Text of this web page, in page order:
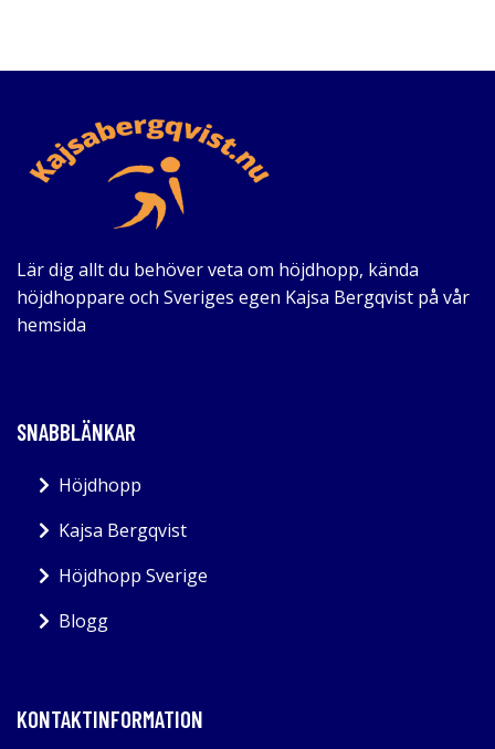
Lär dig allt du behöver veta om höjdhopp, kända
höjdhoppare och Sveriges egen Kajsa Bergqvist på vår
hemsida
SNABBLÄNKAR
Höjdhopp
Kajsa Bergqvist
Höjdhopp Sverige
Blogg
KONTAKTINFORMATION